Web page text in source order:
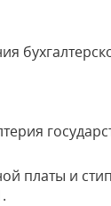
платы и